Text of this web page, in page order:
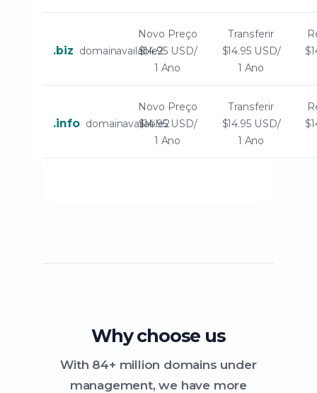
.biz domainavailable2
Novo Preço
$14.95 USD/
1 Ano
Transferir
$14.95 USD/
1 Ano
.info domainavailable2
Novo Preço
$14.95 USD/
1 Ano
Transferir
$14.95 USD/
1 Ano
Why choose us
With 84+ million domains under
management, we have more